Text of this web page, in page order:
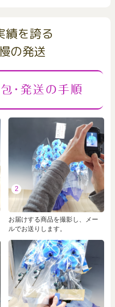
績を誇る
の発送
2
お届けする商品を撮影し、メー
ルでお送りします。